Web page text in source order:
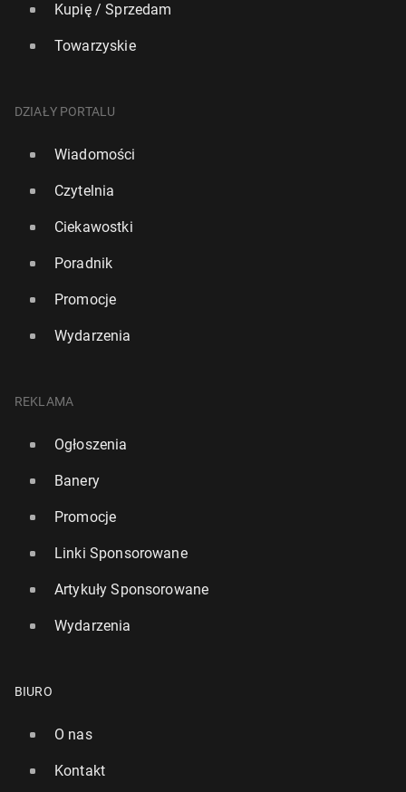
Kupię / Sprzedam
Towarzyskie
DZIAŁY PORTALU
Wiadomości
Czytelnia
Ciekawostki
Poradnik
Promocje
Wydarzenia
REKLAMA
Ogłoszenia
Banery
Promocje
Linki Sponsorowane
Artykuły Sponsorowane
Wydarzenia
BIURO
O nas
Kontakt